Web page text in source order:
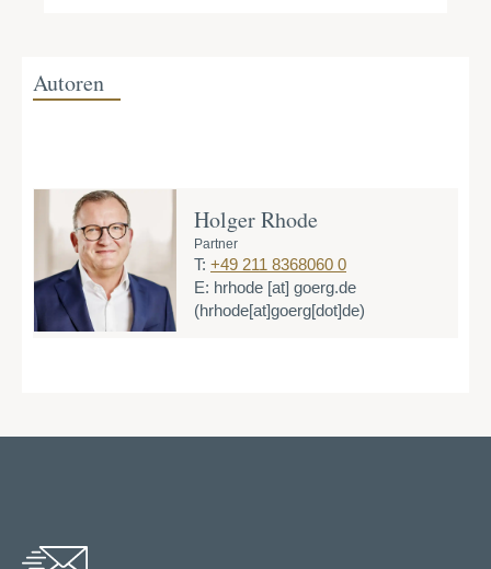
Autoren
Holger Rhode
Partner
T: +49 211 8368060 0
E: hrhode [at] goerg.de
(hrhode[at]goerg[dot]de)